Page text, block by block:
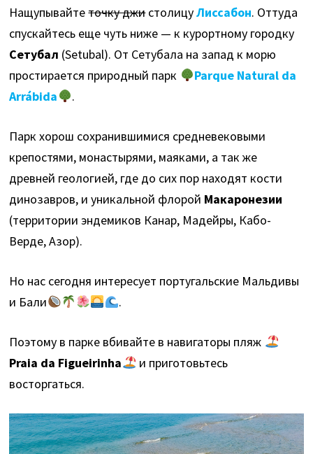
Нащупывайтеточку джистолицуЛиссабон. Оттуда
спускайтесь еще чуть ниже — к курортному городку
Сетубал (Setubal). От Сетубала на запад к морю
простирается природный парк
Parque Natural da
Arrábida
.
Парк хорош сохранившимися средневековыми
крепостями, монастырями, маяками, а так же
древней геологией, где до сих пор находят кости
динозавров, и уникальной флорой Макаронезии
(территории эндемиков Канар, Мадейры, Кабо-
Верде, Азор).
Но нас сегодня интересует португальские Мальдивы
и Бали
.
Поэтому в парке вбивайте в навигаторы пляж
Praia da Figueirinha
и приготовьтесь
восторгаться.